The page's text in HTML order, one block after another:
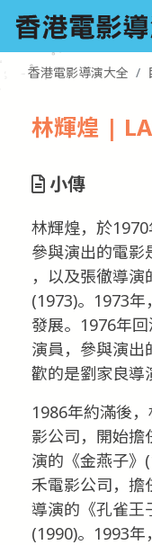
香港電影導演大全
林輝煌 |
小傳
林輝煌，於
參與演出的電影
，以及張徹導演
(1973)。1973
發展。1976年
演員，參與演出
歡的是劉家良導
1986年約滿後
影公司，開始擔
演的《金燕子》
禾電影公司，擔
導演的《孔雀王
(1990)。1993